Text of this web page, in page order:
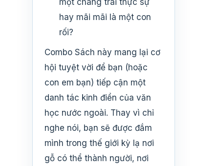
một chàng trai thực sự
hay mãi mãi là một con
rối?
Combo Sách này mang lại cơ
hội tuyệt vời để bạn (hoặc
con em bạn) tiếp cận một
danh tác kinh điển của văn
học nước ngoài. Thay vì chỉ
nghe nói, bạn sẽ được đắm
mình trong thế giới kỳ lạ nơi
gỗ có thể thành người, nơi